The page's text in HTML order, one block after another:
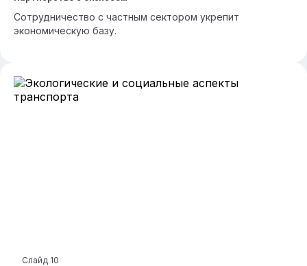
Сотрудничество с частным сектором укрепит
экономическую базу.
Слайд 10